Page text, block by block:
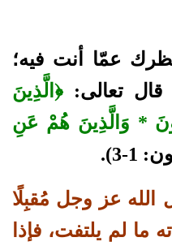
عمّا أنت فيه؛
تعالى: ﴿الَّذِينَ
* وَالَّذِينَ هُمْ عَنِ
1-3).
الله عز وجل مُقبِلًا
ما لم يلتفت، فإذا